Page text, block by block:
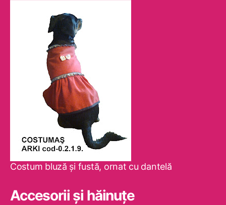
Costum bluză şi fustă, ornat cu dantelă
Accesorii și hăinuțe